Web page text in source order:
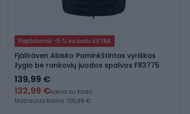
Papildomai -5 % su kodu EXTRA
Fjällräven Abisko Paminkštintas vyriškas
žygio be rankovių juodos spalvos F83775
139,99 €
132,99 €kaina su kodu
Mažiausia kaina: 125,99 €